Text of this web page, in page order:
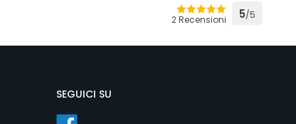
2 Recensioni 5/5
SEGUICI SU